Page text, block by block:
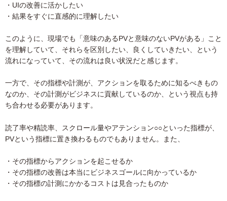
・UIの改善に活かしたい
・結果をすぐに直感的に理解したい
このように、現場でも「意味のあるPVと意味のないPVがある」こと
を理解していて、それらを区別したい、良くしていきたい、という
流れになっていて、その流れは良い状況だと感じます。
一方で、その指標や計測が、アクションを取るために知るべきもの
なのか、その計測がビジネスに貢献しているのか、という視点も持
ち合わせる必要があります。
読了率や精読率、スクロール量やアテンション○○といった指標が、
PVという指標に置き換わるものでもありません。また、
・その指標からアクションを起こせるか
・その指標の改善は本当にビジネスゴールに向かっているか
・その指標の計測にかかるコストは見合ったものか